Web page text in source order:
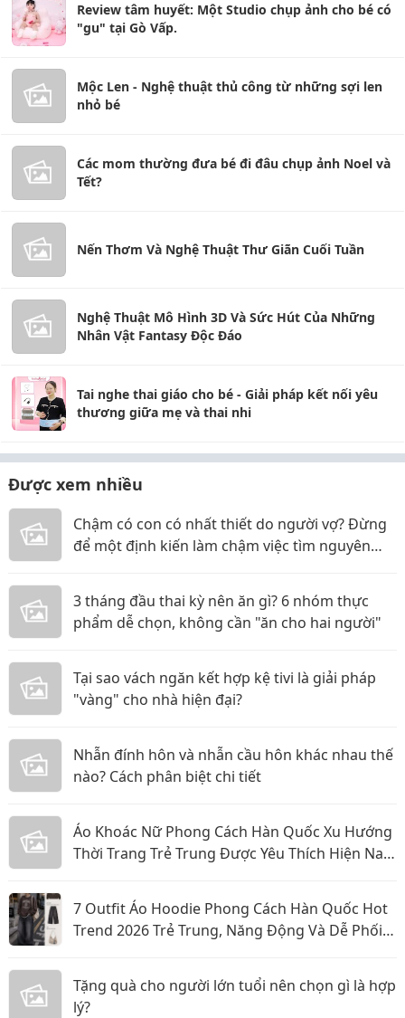
Review tâm huyết: Một Studio chụp ảnh cho bé có
"gu" tại Gò Vấp.
Mộc Len - Nghệ thuật thủ công từ những sợi len
nhỏ bé
Các mom thường đưa bé đi đâu chụp ảnh Noel và
Tết?
Nến Thơm Và Nghệ Thuật Thư Giãn Cuối Tuần
Nghệ Thuật Mô Hình 3D Và Sức Hút Của Những
Nhân Vật Fantasy Độc Đáo
Tai nghe thai giáo cho bé - Giải pháp kết nối yêu
thương giữa mẹ và thai nhi
Được xem nhiều
Chậm có con có nhất thiết do người vợ? Đừng
để một định kiến làm chậm việc tìm nguyên
3 tháng đầu thai kỳ nên ăn gì? 6 nhóm thực
phẩm dễ chọn, không cần "ăn cho hai người"
Tại sao vách ngăn kết hợp kệ tivi là giải pháp
"vàng" cho nhà hiện đại?
Nhẫn đính hôn và nhẫn cầu hôn khác nhau thế
nào? Cách phân biệt chi tiết
Áo Khoác Nữ Phong Cách Hàn Quốc Xu Hướng
Thời Trang Trẻ Trung Được Yêu Thích Hiện Nay
7 Outfit Áo Hoodie Phong Cách Hàn Quốc Hot
Trend 2026 Trẻ Trung, Năng Động Và Dễ Phối
Tặng quà cho người lớn tuổi nên chọn gì là hợp
lý?